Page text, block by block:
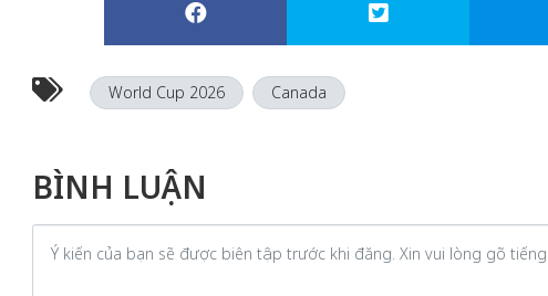
World Cup 2026 Canada
BÌNH LUẬN